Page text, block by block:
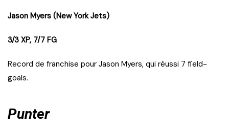
Jason Myers (New York Jets)
3/3 XP, 7/7 FG
Record de franchise pour Jason Myers, qui réussi 7 field-
goals.
Punter